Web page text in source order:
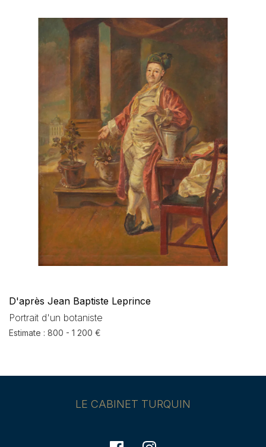
D'après Jean Baptiste Leprince
Portrait d'un botaniste
Estimate : 800 - 1 200 €
LE CABINET TURQUIN